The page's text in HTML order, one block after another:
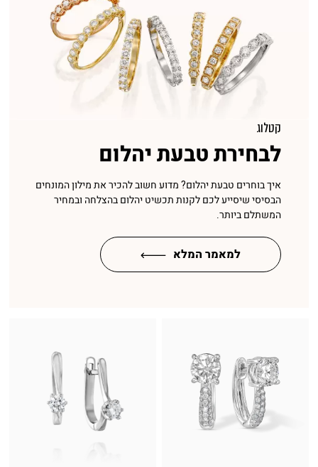
קטלוג
לבחירת טבעת יהלום
איך בוחרים טבעת יהלום? מדוע חשוב להכיר את מילון המונחים
הבסיסי שיסייע לכם לקנות תכשיט יהלום בהצלחה ובמחיר
המשתלם ביותר.
למאמר המלא